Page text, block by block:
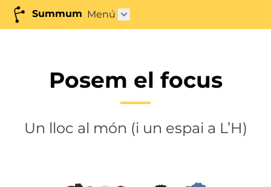
Summum Menú Obrir submenú"
Posem el focus
Un lloc al món (i un espai a L’H)